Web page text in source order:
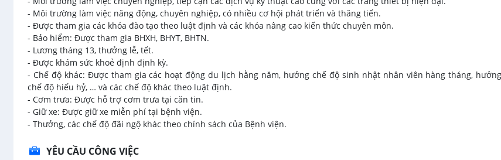
- Môi trường làm việc năng động, chuyên nghiệp, có nhiều cơ hội phát triển và thăng tiến.
- Được tham gia các khóa đào tạo theo luật định và các khóa nâng cao kiến thức chuyên môn.
- Bảo hiểm: Được tham gia BHXH, BHYT, BHTN.
- Lương tháng 13, thưởng lễ, tết.
- Được khám sức khoẻ định định kỳ.
- Chế độ khác: Được tham gia các hoạt động du lịch hằng năm, hưởng chế độ sinh nhật nhân viên hàng tháng, hưởng
chế độ hiếu hỷ, … và các chế độ khác theo luật định.
- Cơm trưa: Được hỗ trợ cơm trưa tại căn tin.
- Giữ xe: Được giữ xe miễn phí tại bệnh viện.
- Thưởng, các chế độ đãi ngộ khác theo chính sách của Bệnh viện.
YÊU CẦU CÔNG VIỆC